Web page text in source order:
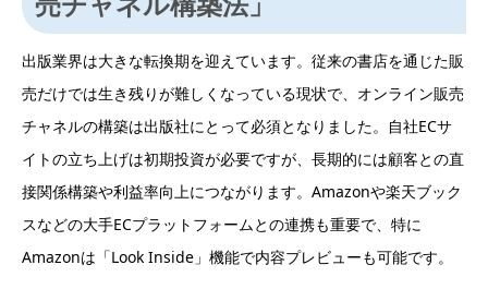
出版業界は大きな転換期を迎えています。従来の書店を通じた販
売だけでは生き残りが難しくなっている現状で、オンライン販売
チャネルの構築は出版社にとって必須となりました。自社ECサ
イトの立ち上げは初期投資が必要ですが、長期的には顧客との直
接関係構築や利益率向上につながります。Amazonや楽天ブック
スなどの大手ECプラットフォームとの連携も重要で、特に
Amazonは「Look Inside」機能で内容プレビューも可能です。